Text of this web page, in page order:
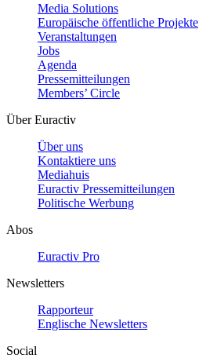
Media Solutions
Europäische öffentliche Projekte
Veranstaltungen
Jobs
Agenda
Pressemitteilungen
Members’ Circle
Über Euractiv
Über uns
Kontaktiere uns
Mediahuis
Euractiv Pressemitteilungen
Politische Werbung
Abos
Euractiv Pro
Newsletters
Rapporteur
Englische Newsletters
Social